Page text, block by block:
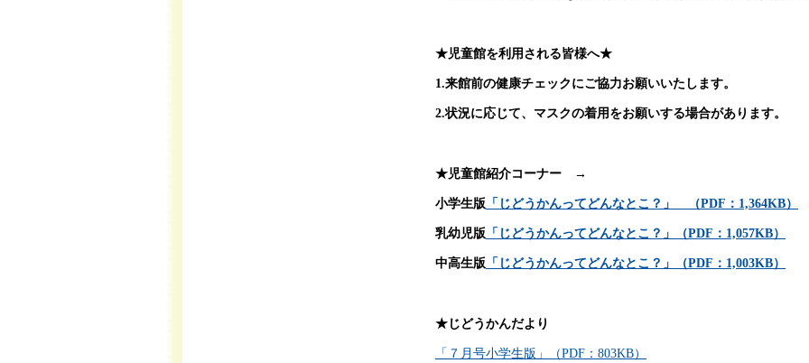
★児童館を利用される皆様へ★
1.来館前の健康チェックにご協力お願いいたします。
2.状況に応じて、マスクの着用をお願いする場合があります。
★児童館紹介コーナー →
小学生版 「じどうかんってどんなとこ？」 （PDF：1,364KB）
乳幼児版 「じどうかんってどんなとこ？」（PDF：1,057KB）
中高生版 「じどうかんってどんなとこ？」（PDF：1,003KB）
★じどうかんだより
「７月号小学生版」（PDF：803KB）